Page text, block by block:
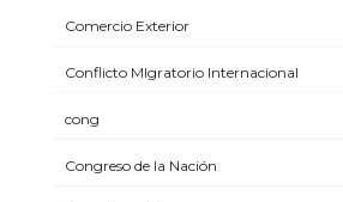
Comercio Exterior
Conflicto MIgratorio Internacional
cong
Congreso de la Nación